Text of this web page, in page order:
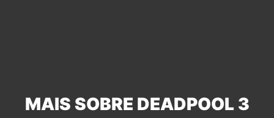
MAIS SOBRE DEADPOOL 3